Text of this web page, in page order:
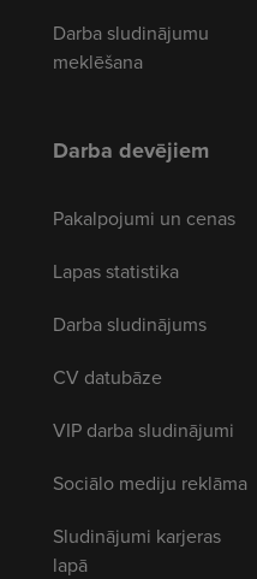
Darba sludinājumu
meklēšana
Darba devējiem
Pakalpojumi un cenas
Lapas statistika
Darba sludinājums
CV datubāze
VIP darba sludinājumi
Sociālo mediju reklāma
Sludinājumi karjeras
lapā